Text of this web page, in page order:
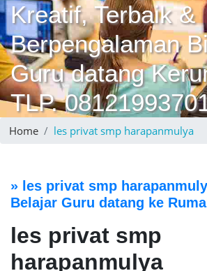
Kreatif, Terbaik &
Berpengalaman
Guru datang
TLP.
Home les privat smp harapanmulya
» les privat smp
Belajar Guru datang ke
les privat smp
harapanmulya